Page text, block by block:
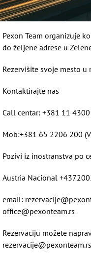
Pexon Team organizuje
do željene adrese u
Rezervišite svoje mesto
Kontaktirajte nas
Call centar: +381 11
Mob:+381 65 2206 200
Pozivi iz inostranstva po
Austria Nacional
email:
office@pexonteam.rs
Rezervaciju možete